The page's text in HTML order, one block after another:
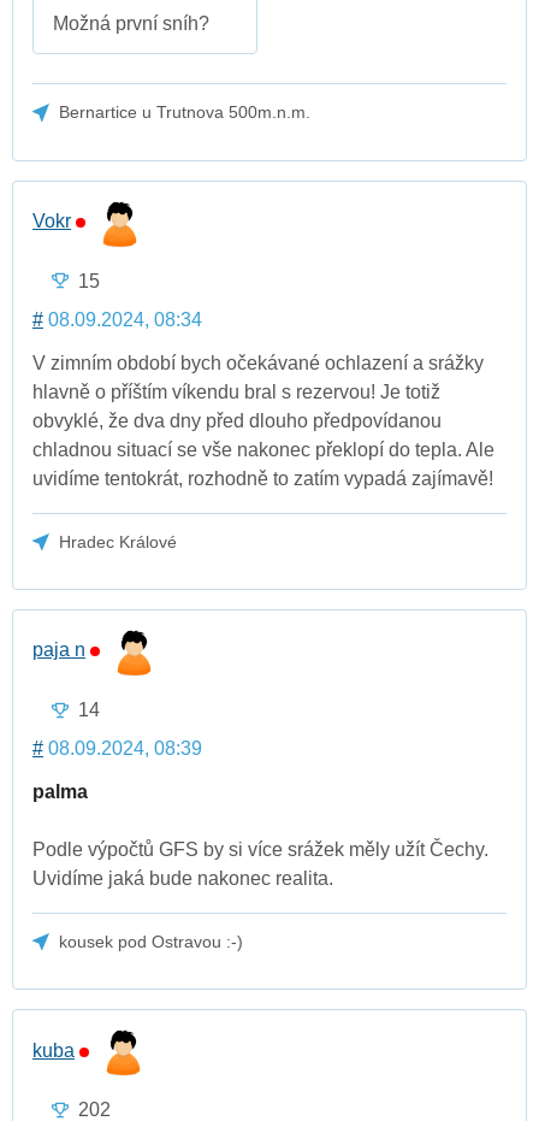
Možná první sníh?
Bernartice u Trutnova 500m.n.m.
Vokr
15
# 08.09.2024, 08:34
V zimním období bych očekávané ochlazení a srážky
hlavně o příštím víkendu bral s rezervou! Je totiž
obvyklé, že dva dny před dlouho předpovídanou
chladnou situací se vše nakonec překlopí do tepla. Ale
uvidíme tentokrát, rozhodně to zatím vypadá zajímavě!
Hradec Králové
paja n
14
# 08.09.2024, 08:39
palma
Podle výpočtů GFS by si více srážek měly užít Čechy.
Uvidíme jaká bude nakonec realita.
kousek pod Ostravou :-)
kuba
202